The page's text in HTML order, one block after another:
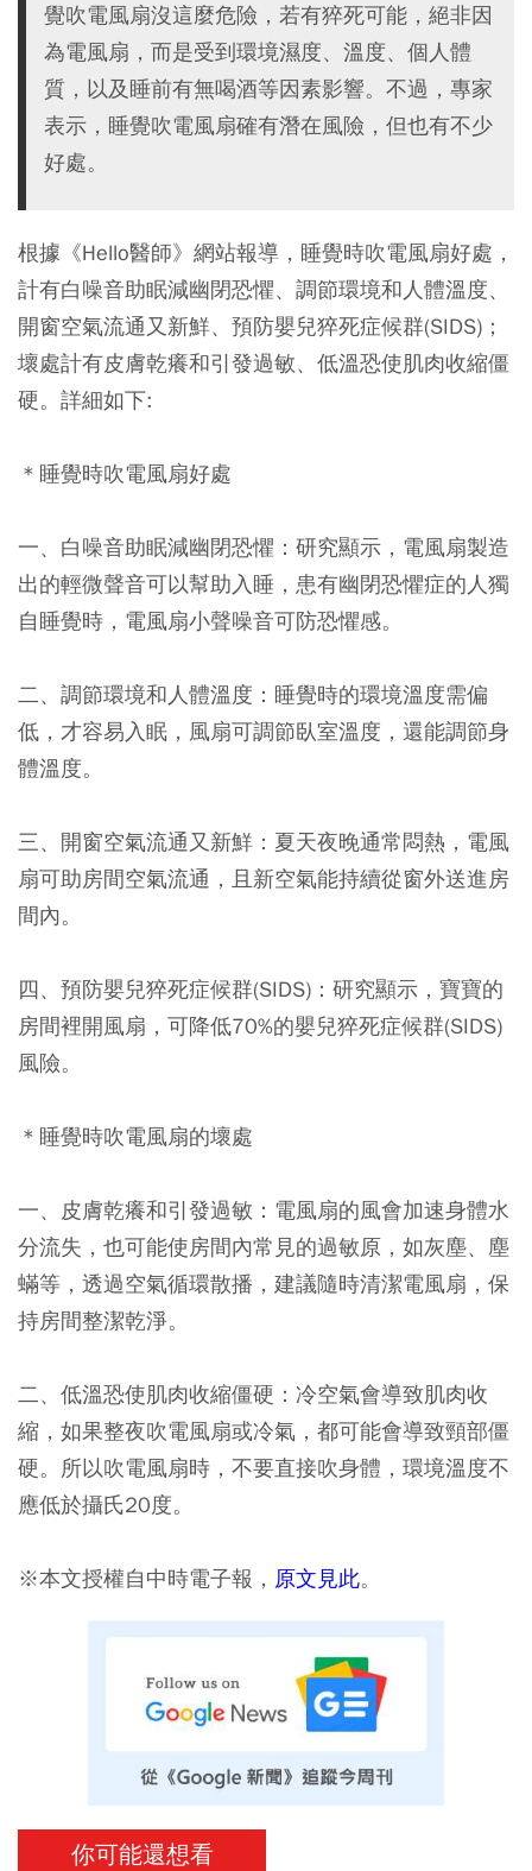
覺吹電風扇沒這麼危險，若有猝死可能，絕非因
為電風扇，而是受到環境濕度、溫度、個人體
質，以及睡前有無喝酒等因素影響。不過，專家
表示，睡覺吹電風扇確有潛在風險，但也有不少
好處。
根據《Hello醫師》網站報導，睡覺時吹電風扇好處，
計有白噪音助眠減幽閉恐懼、調節環境和人體溫度、
開窗空氣流通又新鮮、預防嬰兒猝死症候群(SIDS)；
壞處計有皮膚乾癢和引發過敏、低溫恐使肌肉收縮僵
硬。詳細如下:
＊睡覺時吹電風扇好處
一、白噪音助眠減幽閉恐懼：研究顯示，電風扇製造
出的輕微聲音可以幫助入睡，患有幽閉恐懼症的人獨
自睡覺時，電風扇小聲噪音可防恐懼感。
二、調節環境和人體溫度：睡覺時的環境溫度需偏
低，才容易入眠，風扇可調節臥室溫度，還能調節身
體溫度。
三、開窗空氣流通又新鮮：夏天夜晚通常悶熱，電風
扇可助房間空氣流通，且新空氣能持續從窗外送進房
間內。
四、預防嬰兒猝死症候群(SIDS)：研究顯示，寶寶的
房間裡開風扇，可降低70%的嬰兒猝死症候群(SIDS)
風險。
＊睡覺時吹電風扇的壞處
一、皮膚乾癢和引發過敏：電風扇的風會加速身體水
分流失，也可能使房間內常見的過敏原，如灰塵、塵
蟎等，透過空氣循環散播，建議隨時清潔電風扇，保
持房間整潔乾淨。
二、低溫恐使肌肉收縮僵硬：冷空氣會導致肌肉收
縮，如果整夜吹電風扇或冷氣，都可能會導致頸部僵
硬。所以吹電風扇時，不要直接吹身體，環境溫度不
應低於攝氏20度。
※本文授權自中時電子報， 原文見此。
你可能還想看